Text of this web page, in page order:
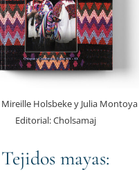
Mireille Holsbeke y Julia Montoya
Editorial:Cholsamaj
Tejidos mayas: